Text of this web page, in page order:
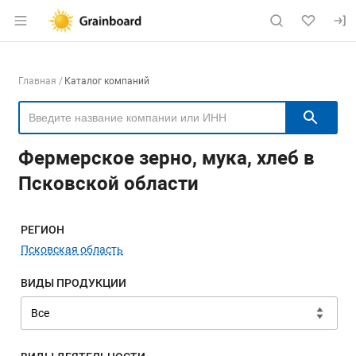
Раздел навигации по сайту
Навигация по компаниям
Главная Каталог компаний
Фермерское зерно, мука, хлеб в
Псковской области
Меню навигации
РЕГИОН
Псковская область
ВИДЫ ПРОДУКЦИИ